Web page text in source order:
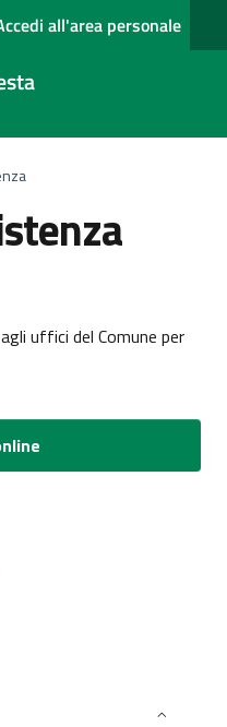
all'area personale
uffici del Comune per